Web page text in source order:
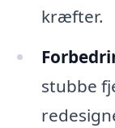
kræfter.
stubbe